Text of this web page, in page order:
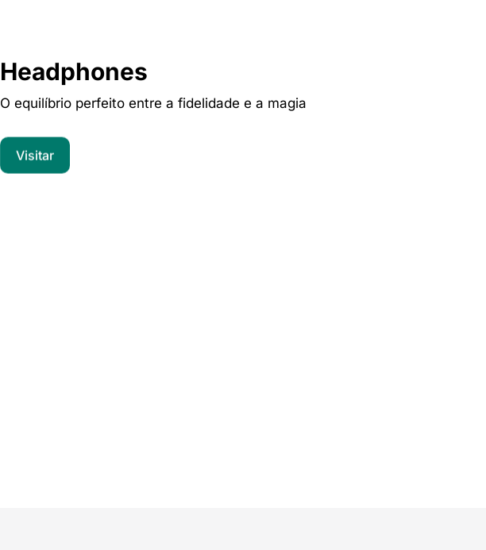
Headphones
O equilíbrio perfeito entre a fidelidade e a magia
Visitar